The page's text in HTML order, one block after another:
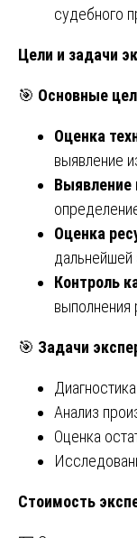
судебного
Цели и задачи
🎯 Основные
Оценка
выявление
Выявление
Оценка
дальнейшей
Контроль
выполнения
🎯 Задачи
Анализ
Оценка
Стоимость